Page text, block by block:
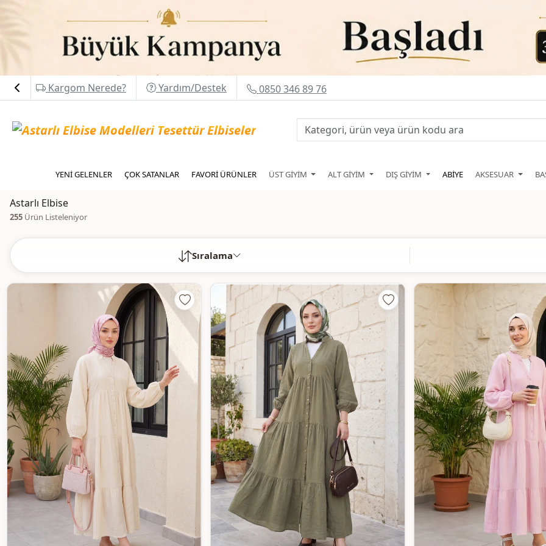
Kargom Nerede? Yardım/Destek 0850 346 89 76
YENİ GELENLER ÇOK SATANLAR FAVORİ ÜRÜNLER ÜST GİYİM ALT GİYİM DIŞ GİYİM ABİYE AKSESUAR
Astarlı Elbise
255 Ürün Listeleniyor
Sıralama